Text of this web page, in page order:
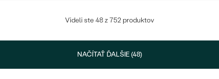
Videli ste 48 z 752 produktov
NAČÍTAŤ ĎALŠIE (48)